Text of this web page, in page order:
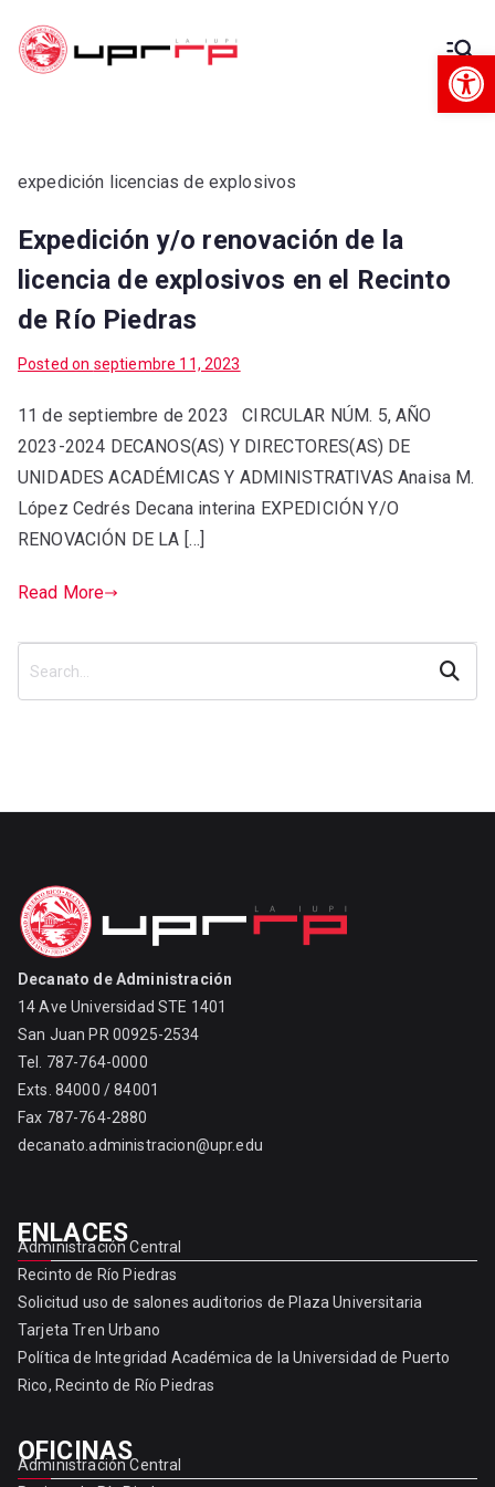
Administra
ción
Decanato de Administración
expedición licencias de explosivos
Expedición y/o renovación de la
licencia de explosivos en el Recinto
de Río Piedras
Posted on septiembre 11, 2023
11 de septiembre de 2023 CIRCULAR NÚM. 5, AÑO
2023-2024 DECANOS(AS) Y DIRECTORES(AS) DE
UNIDADES ACADÉMICAS Y ADMINISTRATIVAS Anaisa M.
López Cedrés Decana interina EXPEDICIÓN Y/O
RENOVACIÓN DE LA […]
Read More
Search
Decanato de Administración
14 Ave Universidad STE 1401
San Juan PR 00925-2534
Tel. 787-764-0000
Exts. 84000 / 84001
Fax 787-764-2880
decanato.administracion@upr.edu
ENLACES
Administración Central
Recinto de Río Piedras
Solicitud uso de salones auditorios de Plaza Universitaria
Tarjeta Tren Urbano
Política de Integridad Académica de la Universidad de Puerto
Rico, Recinto de Río Piedras
OFICINAS
Administración Central